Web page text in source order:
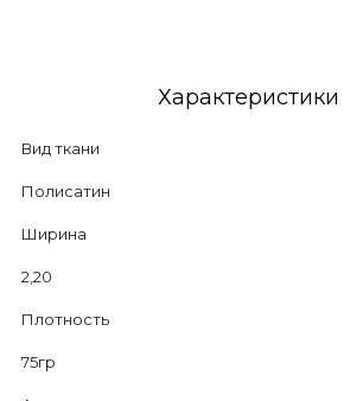
Характеристики
Вид ткани
Полисатин
Ширина
2,20
Плотность
75гр